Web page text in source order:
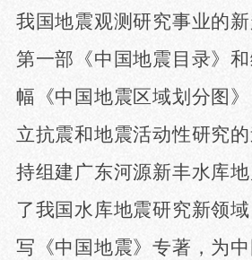
我国地震观测研究事业的
第一部《中国地震目录》
幅《中国地震区域划分图
立抗震和地震活动性研究
持组建广东河源新丰水库
了我国水库地震研究新领
写《中国地震》专著，为